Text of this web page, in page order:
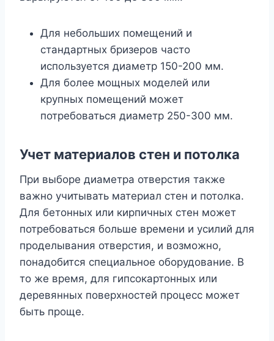
Для небольших помещений и
стандартных бризеров часто
используется диаметр 150-200 мм.
Для более мощных моделей или
крупных помещений может
потребоваться диаметр 250-300 мм.
Учет материалов стен и потолка
При выборе диаметра отверстия также
важно учитывать материал стен и потолка.
Для бетонных или кирпичных стен может
потребоваться больше времени и усилий для
проделывания отверстия, и возможно,
понадобится специальное оборудование. В
то же время, для гипсокартонных или
деревянных поверхностей процесс может
быть проще.